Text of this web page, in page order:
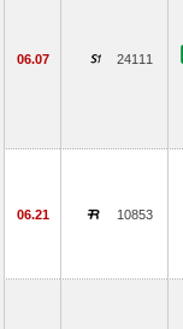
06.07 24111
06.21 10853